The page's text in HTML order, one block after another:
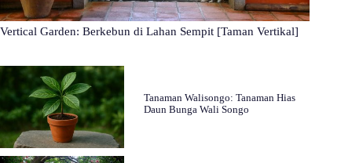
Vertical Garden: Berkebun di Lahan Sempit [Taman Vertikal]
Tanaman Walisongo: Tanaman Hias
Daun Bunga Wali Songo